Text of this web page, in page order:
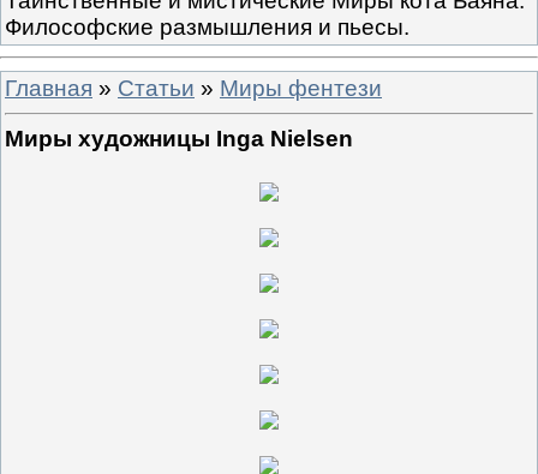
Философские размышления и пьесы.
Главная » Статьи » Миры фентези
Миры художницы Inga Nielsen